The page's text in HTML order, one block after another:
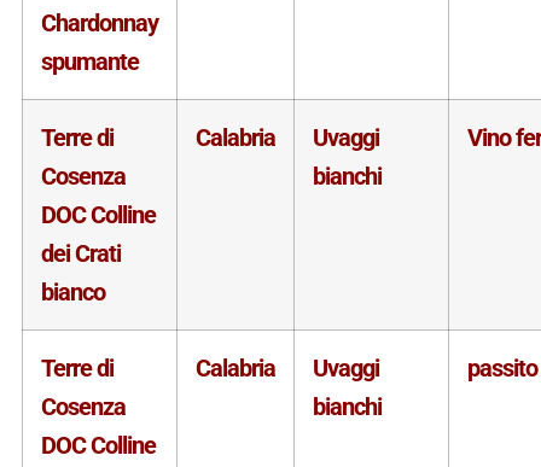
Chardonnay
spumante
Terre di
Cosenza
DOC Colline
dei Crati
bianco
Calabria
Uvaggi
bianchi
Vino
Terre di
Cosenza
DOC Colline
Calabria
Uvaggi
bianchi
passito